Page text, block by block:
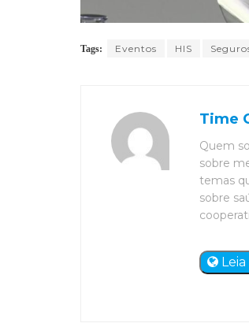
Tags: Eventos HIS
Time
Quem
sobre
temas
sobre